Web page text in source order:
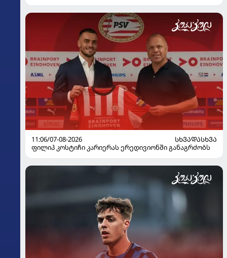
11:06/07-08-2026
ᲡᲮᲕᲐᲓᲐᲡᲮᲕᲐ
ფილიპ კოსტიჩი კარიერას ერედივიონში განაგრძობს